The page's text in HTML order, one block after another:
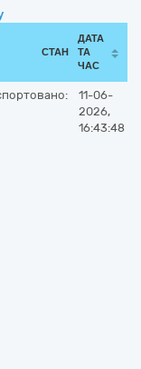
СТАН
ДАТА
ТА
ЧАС
11-06-
2026,
16:43:48